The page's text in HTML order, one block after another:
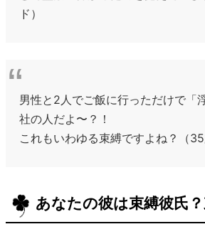
ド）
男性と2人でご飯に行っただけで「
社の人だよ〜？！
これもいわゆる束縛ですよね？（35
あなたの彼は束縛彼氏？